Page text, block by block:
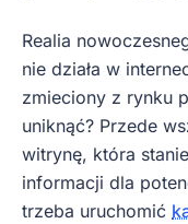
Realia
nie działa w
zmieciony z rynku
uniknąć? Przede
witrynę, która
informacji dla
trzeba uruchomić